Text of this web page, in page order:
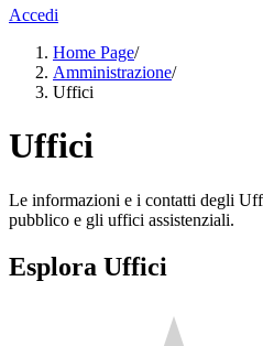
Accedi
Home Page/
Amministrazione/
Uffici
Uffici
Le informazioni e i contatti degli
pubblico e gli uffici assistenziali.
Esplora Uffici